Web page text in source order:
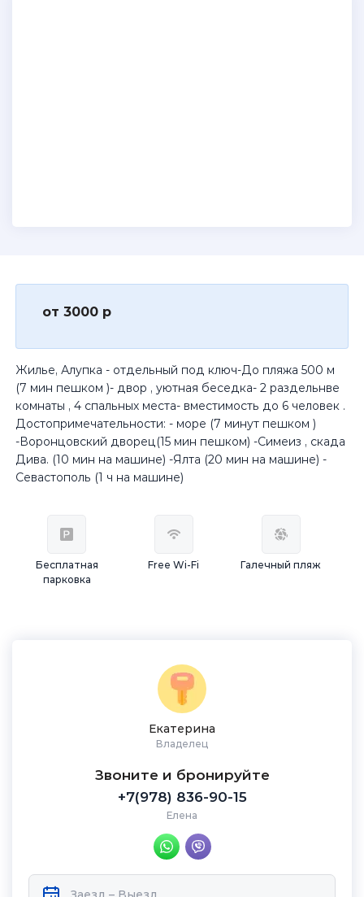
от 3000 р
Жилье, Алупка - отдельный под ключ-До пляжа 500 м
(7 мин пешком )- двор , уютная беседка- 2 раздельнве
комнаты , 4 спальных места- вместимость до 6 человек .
Достопримечательности: - море (7 минут пешком )
-Воронцовский дворец(15 мин пешком) -Симеиз , скада
Дива. (10 мин на машине) -Ялта (20 мин на машине) -
Севастополь (1 ч на машине)
Бесплатная
парковка
Free Wi-Fi Галечный пляж
Екатерина
Владелец
Звоните и бронируйте
+7(978) 836-90-15
Елена